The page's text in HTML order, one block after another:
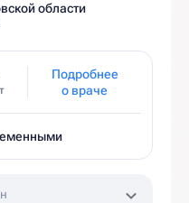
области
Подробнее
о враче